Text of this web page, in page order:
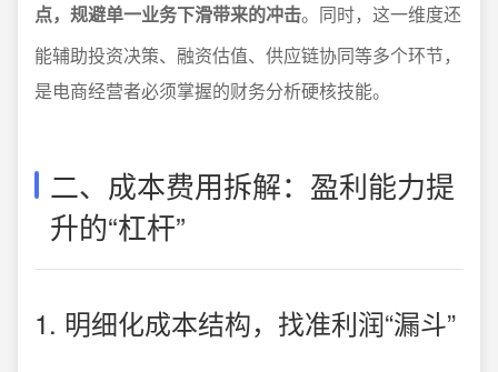
点，规避单一业务下滑带来的冲击。同时，这一维度还
能辅助投资决策、融资估值、供应链协同等多个环节，
是电商经营者必须掌握的财务分析硬核技能。
二、成本费用拆解：盈利能力提
升的“杠杆”
1. 明细化成本结构，找准利润“漏斗”